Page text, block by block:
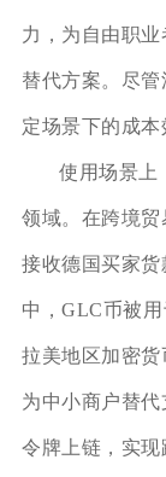
力，为自由职
替代方案。尽
定场景下的成本
使用场景上
领域。在跨境
接收德国买家
中，GLC币被
拉美地区加密
为中小商户替
令牌上链，实